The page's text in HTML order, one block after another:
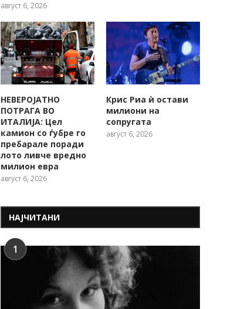
август 6, 2026
НЕВЕРОЈАТНО
ПОТРАГА ВО
ИТАЛИЈА: Цел
камион со ѓубре го
пребарале поради
лото ливче вредно
милион евра
август 6, 2026
Крис Риа ѝ остави
милиони на
сопругата
август 6, 2026
НАЈЧИТАНИ
1